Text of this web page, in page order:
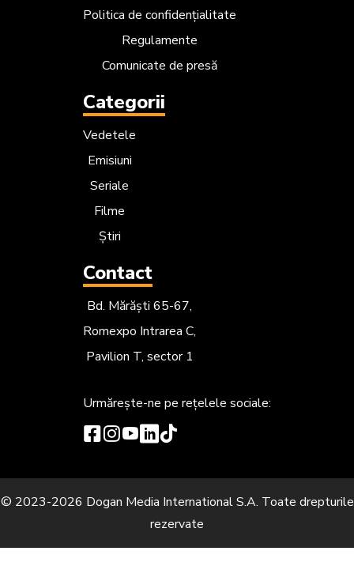
Politica de confidențialitate
Regulamente
Comunicate de presă
Categorii
Vedetele
Emisiuni
Seriale
Filme
Știri
Contact
Bd. Mărăști 65-67,
Romexpo Intrarea C,
Pavilion T, sector 1
Urmărește-ne pe rețelele sociale:
© 2023-2026 Dogan Media International S.A. Toate drepturile
rezervate